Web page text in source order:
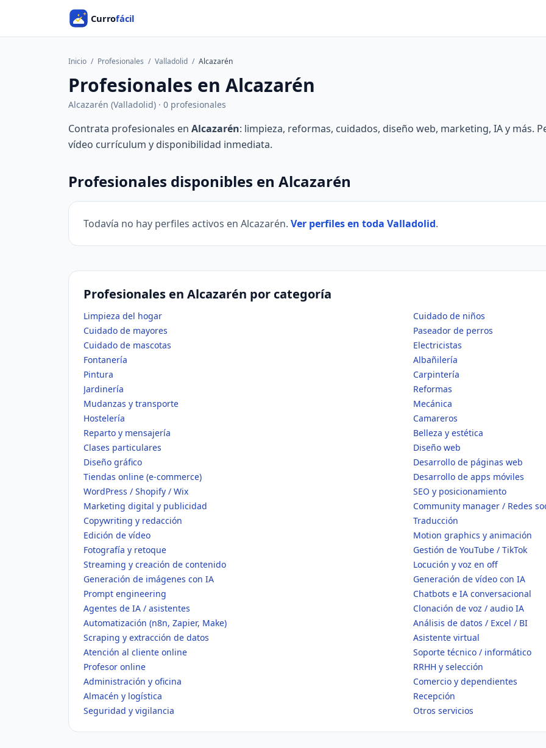
Inicio / Profesionales / Valladolid / Alcazarén
Profesionales en Alcazarén
Alcazarén (Valladolid) · 0 profesionales
Contrata profesionales en Alcazarén: limpieza, reformas, cuidados, diseño web, marketing, IA y más.
vídeo currículum y disponibilidad inmediata.
Profesionales disponibles en Alcazarén
Todavía no hay perfiles activos en Alcazarén. Ver perfiles en toda Valladolid.
Profesionales en Alcazarén por categoría
Limpieza del hogar
Cuidado de niños
Cuidado de mayores
Paseador de perros
Cuidado de mascotas
Electricistas
Fontanería
Albañilería
Pintura
Carpintería
Jardinería
Reformas
Mudanzas y transporte
Mecánica
Hostelería
Camareros
Reparto y mensajería
Belleza y estética
Clases particulares
Diseño web
Diseño gráfico
Desarrollo de páginas web
Tiendas online (e-commerce)
Desarrollo de apps móviles
WordPress / Shopify / Wix
SEO y posicionamiento
Marketing digital y publicidad
Community manager / Redes
Copywriting y redacción
Traducción
Edición de vídeo
Motion graphics y animación
Fotografía y retoque
Gestión de YouTube / TikTok
Streaming y creación de contenido
Locución y voz en off
Generación de imágenes con IA
Generación de vídeo con IA
Prompt engineering
Chatbots e IA conversacional
Agentes de IA / asistentes
Clonación de voz / audio IA
Automatización (n8n, Zapier, Make)
Análisis de datos / Excel / BI
Scraping y extracción de datos
Asistente virtual
Atención al cliente online
Soporte técnico / informático
Profesor online
RRHH y selección
Administración y oficina
Comercio y dependientes
Almacén y logística
Recepción
Seguridad y vigilancia
Otros servicios